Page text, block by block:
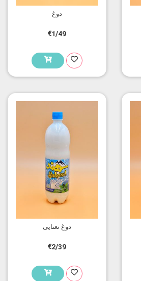
دوغ
€1/49
دوغ نعنایی
€2/39